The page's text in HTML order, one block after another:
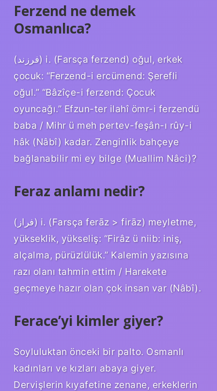
Ferzend ne demek
Osmanlıca?
(ﻓﺮﺯﻧﺪ) i. (Farsça ferzend) oğul, erkek
çocuk: “Ferzend-i ercümend: Şerefli
oğul.” “Bâzîçe-i ferzend: Çocuk
oyuncağı.” Efzun-ter ilahî ömr-i ferzendü
baba / Mihr ü meh pertev-feşân-ı rûy-i
hâk (Nâbî) kadar. Zenginlik bahçeye
bağlanabilir mi ey bilge (Muallim Nâci)?
Feraz anlamı nedir?
(ﻓﺮﺍﺯ) i. (Farsça ferāz > firāz) meyletme,
yükseklik, yükseliş: “Firâz ü niib: iniş,
alçalma, pürüzlülük.” Kalemin yazısına
razı olanı tahmin ettim / Harekete
geçmeye hazır olan çok insan var (Nâbî).
Ferace’yi kimler giyer?
Soyluluktan önceki bir palto. Osmanlı
kadınları ve kızları abaya giyer.
Dervişlerin kıyafetine zenane, erkeklerin